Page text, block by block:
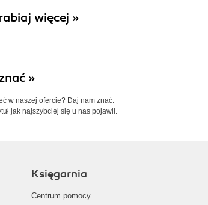
więcej »
»
w naszej ofercie? Daj nam znać.
jak najszybciej się u nas pojawił.
Księgarnia
Centrum pomocy